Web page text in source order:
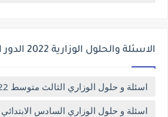
الاسئلة والحلول الوزارية 2022 الدور الاول
اسئلة و حلول الوزاري الثالث متوسط 2022 الدور الاول
اسئلة و حلول الوزاري السادس الابتدائي 2022 الدور الاول